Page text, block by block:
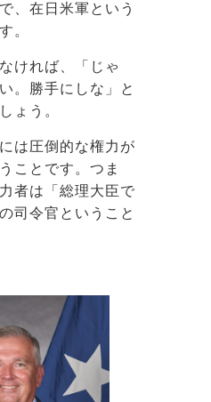
、在日米軍という
。
ければ、「じゃ
。勝手にしな」と
ょう。
は圧倒的な権力が
ことです。つま
者は「総理大臣で
司令官ということ